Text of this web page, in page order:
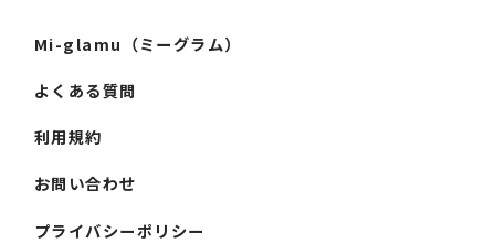
Mi-glamu（ミーグラム）
よくある質問
利用規約
お問い合わせ
プライバシーポリシー